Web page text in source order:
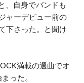
、自身でバンドも
ャーデビュー前の
下さった。と聞け
満載の選曲でオ
った。